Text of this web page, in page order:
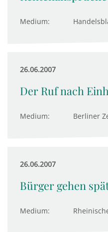
Medium:
26.06.2007
Der Ruf nach
Medium: Berliner
26.06.2007
Bürger gehen
Medium: